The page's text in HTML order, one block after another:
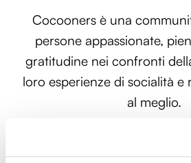
Cocooners è una
persone appassionate,
gratitudine nei confronti
loro esperienze di socialità e
al meglio.